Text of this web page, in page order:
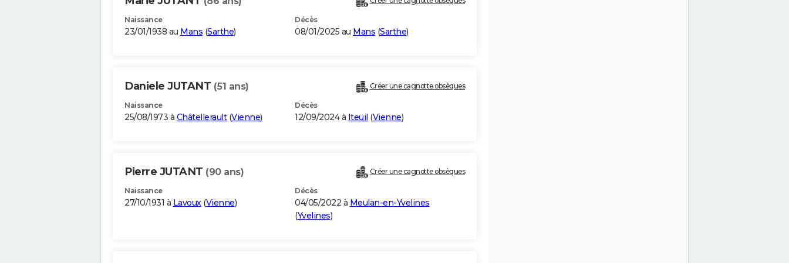
Naissance
23/01/1938 au Mans (Sarthe)
Décès
08/01/2025 au Mans (Sarthe)
Daniele JUTANT (51 ans) Créer une cagnotte obsèques
Naissance
25/08/1973 à Châtellerault(Vienne)
Décès
12/09/2024 à Iteuil (Vienne)
Pierre JUTANT (90 ans) Créer une cagnotte obsèques
Naissance
27/10/1931 à Lavoux(Vienne)
Décès
04/05/2022 à Meulan-en-Yvelines
(Yvelines)